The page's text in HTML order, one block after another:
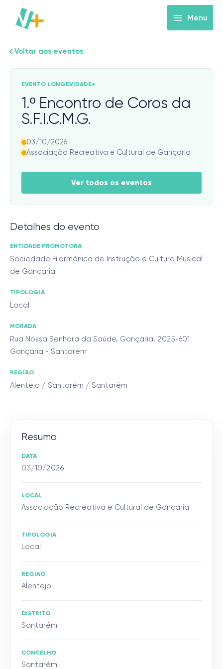
content
Menu
Voltar aos eventos
EVENTO LONGEVIDADE+
1.º Encontro de Coros da
S.F.I.C.M.G.
03/10/2026
Associação Recreativa e Cultural de Gançaria
Ver todos os eventos
Detalhes do evento
ENTIDADE PROMOTORA
Sociedade Filarmónica de Instrução e Cultura Musical
de Gançaria
TIPOLOGIA
Local
MORADA
Rua Nossa Senhora da Saúde, Gançaria, 2025-601
Gançaria - Santarém
REGIAO
Alentejo / Santarém / Santarém
Resumo
DATA
03/10/2026
LOCAL
Associação Recreativa e Cultural de Gançaria
TIPOLOGIA
Local
REGIAO
Alentejo
DISTRITO
Santarém
CONCELHO
Santarém